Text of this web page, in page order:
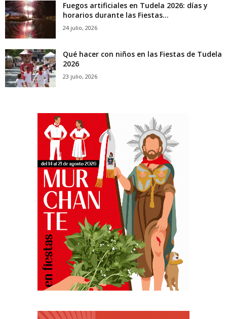
Fuegos artificiales en Tudela 2026: días y
horarios durante las Fiestas...
24 julio, 2026
Qué hacer con niños en las Fiestas de Tudela
2026
23 julio, 2026